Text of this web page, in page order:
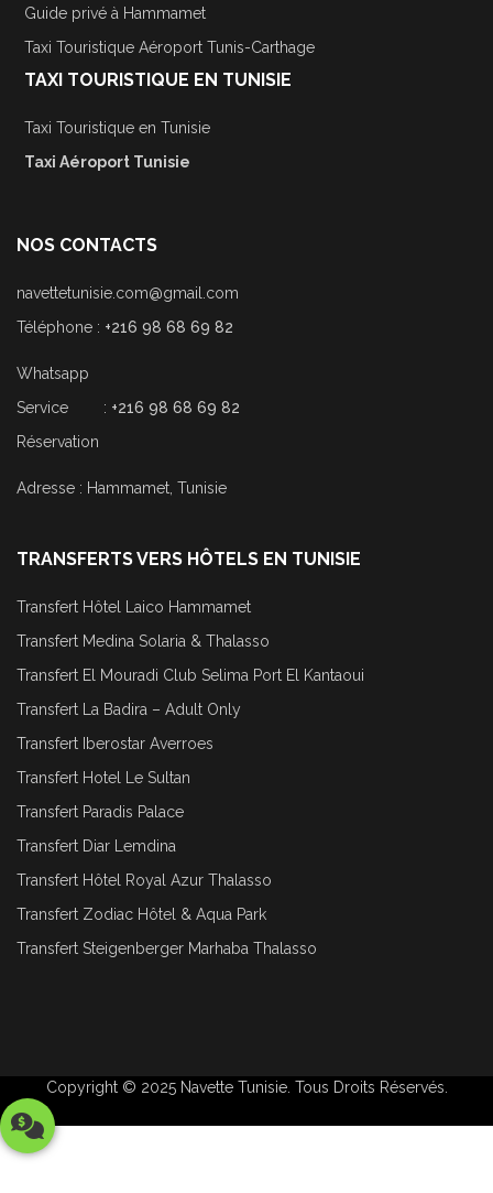
Guide privé à Hammamet
Taxi Touristique Aéroport Tunis-Carthage
TAXI TOURISTIQUE EN TUNISIE
Taxi Touristique en Tunisie
Taxi Aéroport Tunisie
NOS CONTACTS
navettetunisie.com@gmail.com
Téléphone : +216 98 68 69 82
Whatsapp
Service : +216 98 68 69 82
Réservation
Adresse : Hammamet, Tunisie
TRANSFERTS VERS HÔTELS EN TUNISIE
Transfert Hôtel Laico Hammamet
Transfert Medina Solaria & Thalasso
Transfert El Mouradi Club Selima Port El Kantaoui
Transfert La Badira – Adult Only
Transfert Iberostar Averroes
Transfert Hotel Le Sultan
Transfert Paradis Palace
Transfert Diar Lemdina
Transfert Hôtel Royal Azur Thalasso
Transfert Zodiac Hôtel & Aqua Park
Transfert Steigenberger Marhaba Thalasso
Copyright © 2025 Navette Tunisie. Tous Droits Réservés.